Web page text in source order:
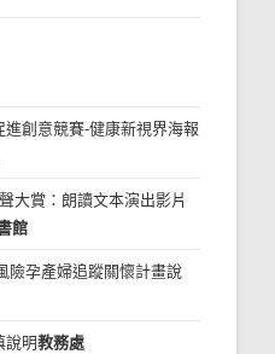
進創意競賽-健康新視界海報
大賞：朗讀文本演出影片
館
險孕產婦追蹤關懷計畫說
說明教務處